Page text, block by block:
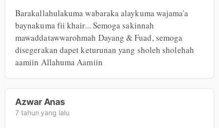
Barakallahulakuma wabaraka alaykuma wajama'a
baynakuma fii khair... Semoga sakinnah
mawaddatawwarohmah Dayang & Fuad, semoga
disegerakan dapet keturunan yang sholeh sholehah
aamiin Allahuma Aamiin
Azwar Anas
7 tahun yang lalu